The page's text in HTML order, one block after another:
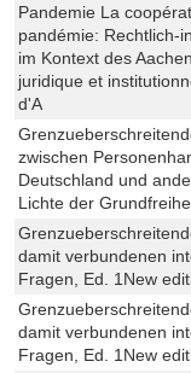
Pandemie La
pandémie: Rechtlich-
im Kontext des
juridique et
d'A
zwischen
Deutschland und
Lichte der
damit verbundenen
Fragen, Ed. 1New
damit verbundenen
Fragen, Ed. 1New